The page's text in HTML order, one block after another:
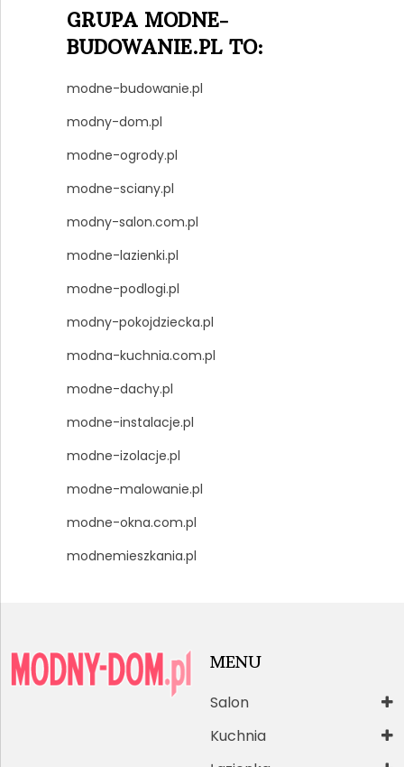
GRUPA MODNE-
BUDOWANIE.PL TO:
modne-budowanie.pl
modny-dom.pl
modne-ogrody.pl
modne-sciany.pl
modny-salon.com.pl
modne-lazienki.pl
modne-podlogi.pl
modny-pokojdziecka.pl
modna-kuchnia.com.pl
modne-dachy.pl
modne-instalacje.pl
modne-izolacje.pl
modne-malowanie.pl
modne-okna.com.pl
modnemieszkania.pl
MENU
Salon
Kuchnia